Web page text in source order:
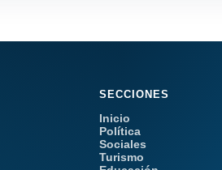
SECCIONES
Inicio
Política
Sociales
Turismo